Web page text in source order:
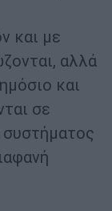
και με
αλλά
και
σε